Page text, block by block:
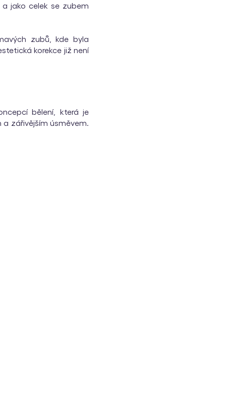
jako celek se zubem
zubů, kde byla
korekce již není
bělení, která je
zářivějším úsměvem.